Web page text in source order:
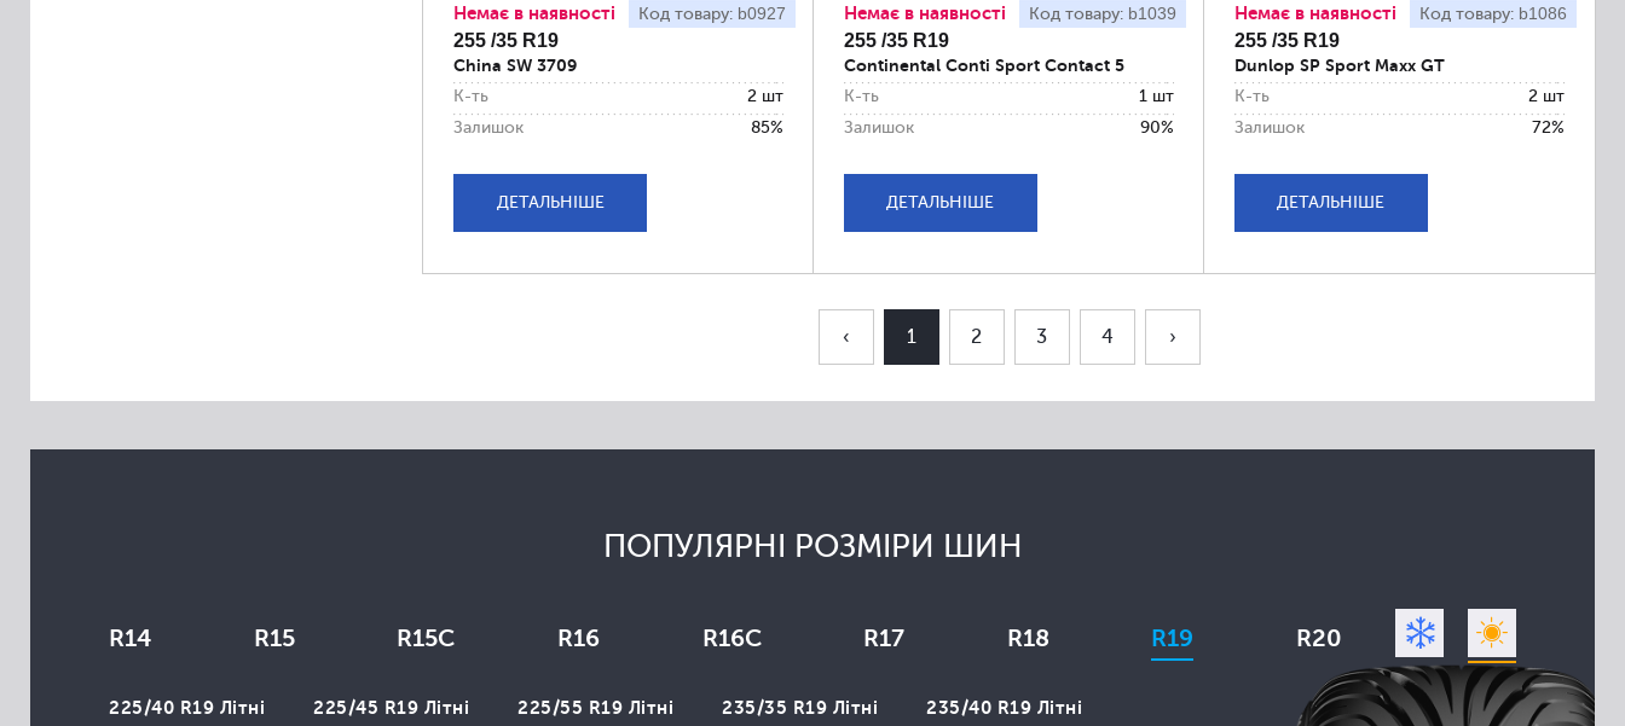
Austone
Brasa
Champiro
Код товару: b0927
Немає в наявності
255 /35 R19
China SW 3709
К-ть
2 шт
Залишок
85%
ДЕТАЛЬНІШЕ
Код товару: b1039
Немає в наявності
255 /35 R19
Continental Conti Sport Contact 5
К-ть
1 шт
Залишок
90%
ДЕТАЛЬНІШЕ
Код товару: b1086
Немає в наявності
255 /35 R19
Dunlop SP Sport Maxx GT
К-ть
2 шт
Залишок
72%
ДЕТАЛЬНІШЕ
‹ 1 2 3 4 ›
ПОПУЛЯРНІ РОЗМІРИ ШИН
R14 R15 R15C R16 R16C R17 R18 R19 R20
225/40 R19 Літні 225/45 R19 Літні 225/55 R19 Літні 235/35 R19 Літні
235/40 R19 Літні